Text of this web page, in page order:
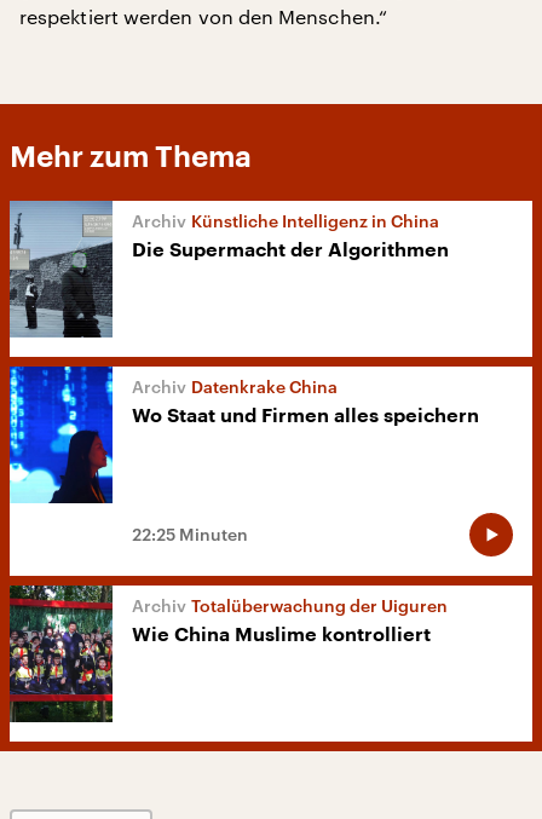
respektiert werden von den Menschen.“
Mehr zum Thema
Künstliche Intelligenz in China
Die Supermacht der Algorithmen
Datenkrake China
Wo Staat und Firmen alles speichern
22:25 Minuten
Totalüberwachung der Uiguren
Wie China Muslime kontrolliert